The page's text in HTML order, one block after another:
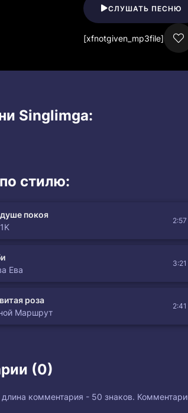
СЛУШАТЬ ПЕСНЮ
[xfnotgiven_mp3file]
Singlimga:
стилю:
покоя
2:57
Ева
3:21
роза
Маршрут
2:41
(0)
комментария - 50 знаков.